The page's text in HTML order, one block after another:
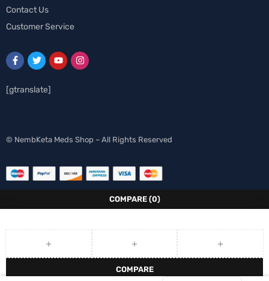
Contact Us
Customer Service
[gtranslate]
© NembKeta Meds Shop – All Rights Reserved
Finnish
COMPARE (0)
COMPARE